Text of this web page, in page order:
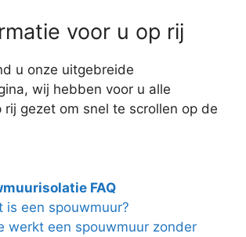
voor u op rij
u onze uitgebreide
wij hebben voor u alle
rij gezet om snel te scrollen op de
FAQ
is een spouwmuur?
werkt een spouwmuur zonder